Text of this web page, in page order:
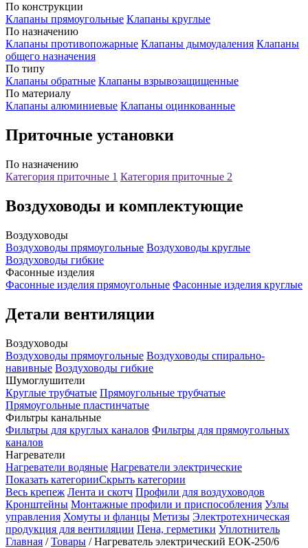
По конструкции
Клапаны прямоугольные Клапаны круглые
По назначению
Клапаны противопожарные Клапаны дымоудаления Клапаны
общего назначения
По типу
Клапаны обратные Клапаны взрывозащищенные
По материалу
Клапаны алюминиевые Клапаны оцинкованные
Приточные установки
По назначению
Категория приточные 1 Категория приточные 2
Воздуховоды и комплектующие
Воздуховоды
Воздуховоды прямоугольные Воздуховоды круглые
Воздуховоды гибкие
Фасонные изделия
Фасонные изделия прямоугольные Фасонные изделия круглые
Детали вентиляции
Воздуховоды
Воздуховоды прямоугольные Воздуховоды спирально-
навивные Воздуховоды гибкие
Шумоглушители
Круглые трубчатые Прямоугольные трубчатые
Прямоугольные пластинчатые
Фильтры канальные
Фильтры для круглых каналов Фильтры для прямоугольных
каналов
Нагреватели
Нагреватели водяные Нагреватели электрические
Показать категорииСкрыть категории
Весь крепеж Лента и скотч Профили для воздуховодов
Кронштейны Монтажные профили и приспособления Узлы
управления Хомуты и фланцы Метизы Электротехническая
продукция для вентиляции Пена, герметики Уплотнитель
Главная /Товары /Нагреватель электрический ЕОК-250/6